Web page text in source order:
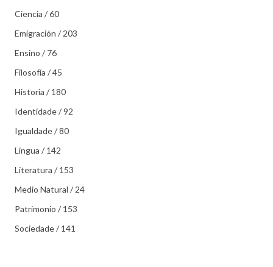
Ciencia / 60
Emigración / 203
Ensino / 76
Filosofía / 45
Historia / 180
Identidade / 92
Igualdade / 80
Lingua / 142
Literatura / 153
Medio Natural / 24
Patrimonio / 153
Sociedade / 141